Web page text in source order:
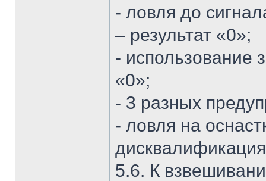
- ловля до
– результат «0»;
- использование
«0»;
- 3 разных
- ловля на
5.6. К